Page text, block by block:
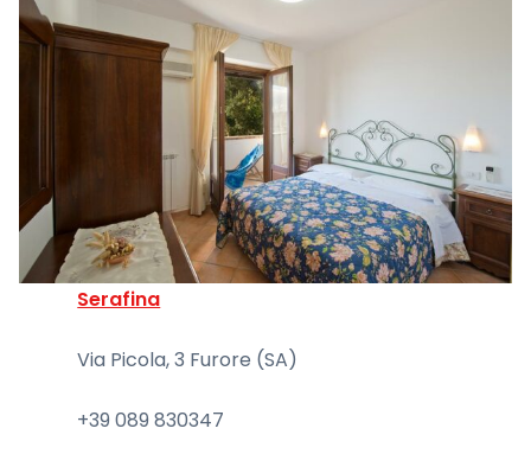
Serafina
Via Picola, 3 Furore (SA)
+39 089 830347